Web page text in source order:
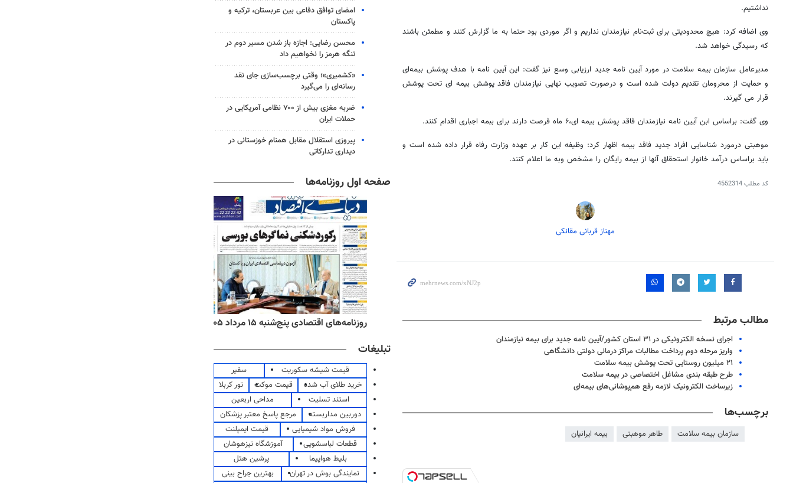
نداشتیم.
وی اضافه کرد: هیچ محدودیتی برای ثبت‌نام نیازمندان نداریم و اگر موردی بود حتما به ما گزارش کنند و مطمئن باشند
که رسیدگی خواهد شد.
مدیرعامل سازمان بیمه سلامت در مورد آیین نامه جدید ارزیابی وسع نیز گفت: این آیین نامه با هدف پوشش بیمه‌ای
و حمایت از محرومان تقدیم دولت شده است و درصورت تصویب نهایی نیازمندان فاقد پوشش بیمه ای تحت پوشش
قرار می گیرند.
وی گفت: براساس ابن آیین نامه نیازمندان فاقد پوشش بیمه ای،۶ ماه فرصت دارند برای ببمه اجباری اقدام کنند.
موهبتی درمورد شناسایی افراد جدید فاقد بیمه اظهار کرد: وظیفه این کار بر عهده وزارت رفاه قرار داده شده است و
باید براساس درآمد خانوار استحقاق آنها از بیمه رایگان را مشخص وبه ما اعلام کنند.
کد مطلب4552314
مهناز قربانی مقانکی
مطالب مرتبط
اجرای نسخه الکترونیکی در ۳۱ استان کشور/آیین نامه جدید برای بیمه نیازمندان
واریز مرحله دوم پرداخت مطالبات مراکز درمانی دولتی دانشگاهی
۲۱ میلیون روستایی تحت پوشش بیمه سلامت
طرح طبقه بندی مشاغل اختصاصی در بیمه سلامت
زیرساخت الکترونیک لازمه رفع هم‌پوشانی‌های بیمه‌ای
برچسب‌ها
سازمان بیمه سلامت طاهر موهبتی بیمه ایرانیان
امضای توافق دفاعی بین عربستان، ترکیه و
پاکستان
محسن رضایی: اجازه باز شدن مسیر دوم در
تنگه هرمز را نخواهیم داد
«کشمیری»؛ وقتی برچسب‌سازی جای نقد
رسانه‌ای را می‌گیرد
ضربه مغزی بیش از ۷۰۰ نظامی آمریکایی در
حملات ایران
پیروزی استقلال مقابل همنام خوزستانی در
دیداری تدارکاتی
صفحه اول روزنامه‌ها
روزنامه‌های صبح پنج‌شنبه ۱۵ مرداد ۱۴۰۵ روزنامه‌های ورزشی پنج‌شنبه ۱۵ مرداد ۱۴۰۵ روزنامه‌های اقتصادی پنج‌شنبه ۱۵ مرداد ۱۴۰۵
تبلیغات
قیمت شیشه سکوریت
سفیر
خرید طلای آب شده
قیمت موکت
تور کربلا
استند تسلیت
مداحی اربعین
دوربین مداربسته
مرجع پاسخ معتبر پزشکان
فروش مواد شیمیایی
قیمت ایمپلنت
قطعات لباسشویی
آموزشگاه تیزهوشان
بلیط هواپیما
پرشین هتل
نمایندگی بوش در تهران
بهترین جراح بینی